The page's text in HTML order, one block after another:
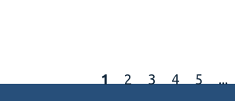
1 2 3 4 5 ...